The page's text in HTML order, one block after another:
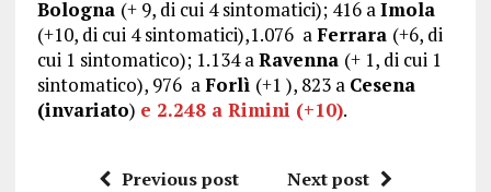
Bologna (+ 9, di cui 4 sintomatici); 416 a Imola
(+10, di cui 4 sintomatici),1.076 a Ferrara (+6, di
cui 1 sintomatico); 1.134 a Ravenna (+ 1, di cui 1
sintomatico), 976 a Forlì (+1 ), 823 a Cesena
(invariato) e 2.248 a Rimini (+10).
Previous post Next post